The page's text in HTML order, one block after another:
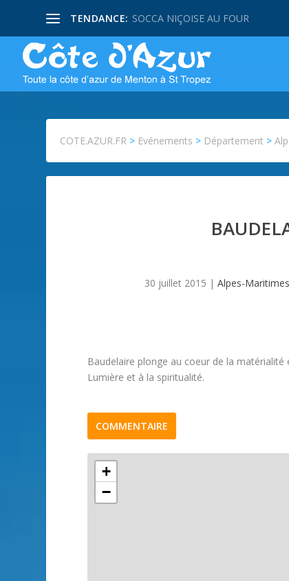
TENDANCE: SOCCA NIÇOISE AU FOUR
COTE.AZUR.FR > Evénements > Département >
30 juillet 2015 | Alpes-Maritimes
Baudelaire plonge au coeur de la
Lumière et à la spiritualité.
COMMENTAIRE
+
−